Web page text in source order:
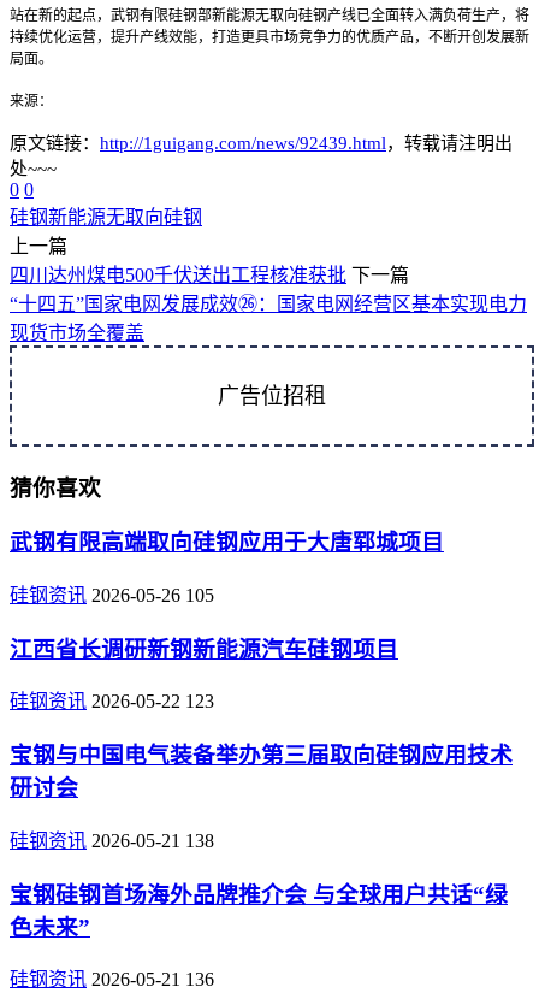
站在新的起点，武钢有限硅钢部新能源无取向硅钢产线已全面转入满负荷生产，将
持续优化运营，提升产线效能，打造更具市场竞争力的优质产品，不断开创发展新
局面。
来源：
原文链接： http://1guigang.com/news/92439.html，转载请注明出
处~~~
0 0
硅钢新能源无取向硅钢
上一篇
四川达州煤电500千伏送出工程核准获批 下一篇
“十四五”国家电网发展成效㉖：国家电网经营区基本实现电力
现货市场全覆盖
广告位招租
猜你喜欢
武钢有限高端取向硅钢应用于大唐郓城项目
硅钢资讯 2026-05-26 105
江西省长调研新钢新能源汽车硅钢项目
硅钢资讯 2026-05-22 123
宝钢与中国电气装备举办第三届取向硅钢应用技术
研讨会
硅钢资讯 2026-05-21 138
宝钢硅钢首场海外品牌推介会 与全球用户共话“绿
色未来”
硅钢资讯 2026-05-21 136